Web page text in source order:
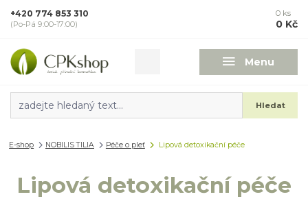
Menu
Hledat
+420 774 853 310
(Po-Pá 9:00-17:00)
0 ks
0 Kč
E-shop NOBILIS TILIA Péče o pleť Lipová detoxikační péče
Lipová detoxikační péče